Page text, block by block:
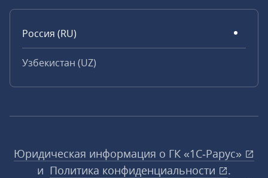
Россия (RU)
Узбекистан (UZ)
Юридическая информация о ГК «1С‑Рарус»
и Политика конфиденциальности
.